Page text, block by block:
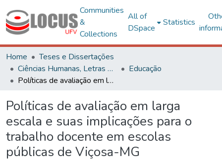
Communities
&
Collections
All of
DSpace
Statistics
Home
Teses e Dissertações
Ciências Humanas, Letras e Artes
Educação
Políticas de avaliação em larga escala e suas implicações para o trabalho docente em escolas públicas de Viçosa-MG
Políticas de avaliação em larga
escala e suas implicações para o
trabalho docente em escolas
públicas de Viçosa-MG